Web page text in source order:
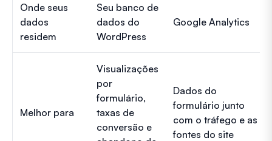
Onde seus
dados
residem
Seu banco de
dados do
WordPress
Google Analytics
Melhor para
Visualizações
por
formulário,
taxas de
conversão e
Dados do
formulário junto
com o tráfego e as
fontes do site